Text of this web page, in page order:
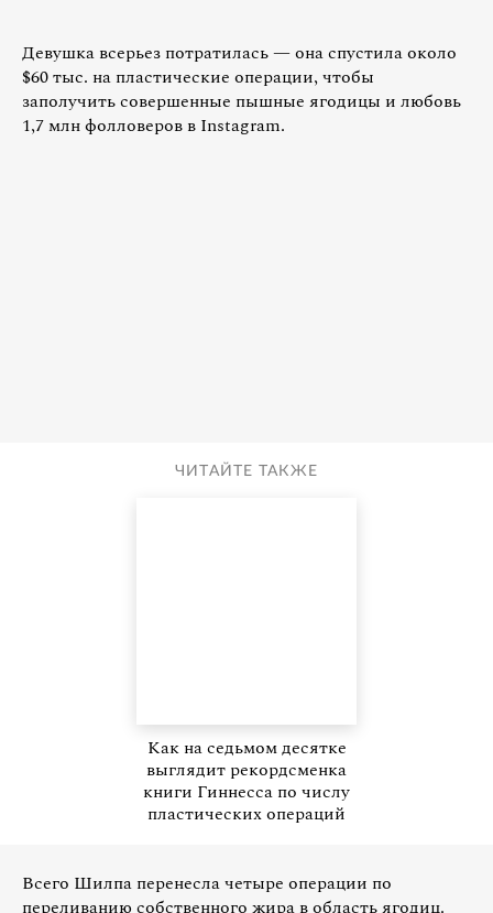
Девушка всерьез потратилась — она спустила около
$60 тыс. на пластические операции, чтобы
заполучить совершенные пышные ягодицы и любовь
1,7 млн фолловеров в Instagram.
ЧИТАЙТЕ ТАКЖЕ
Как на седьмом десятке
выглядит рекордсменка
книги Гиннесса по числу
пластических операций
Всего Шилпа перенесла четыре операции по
переливанию собственного жира в область ягодиц.